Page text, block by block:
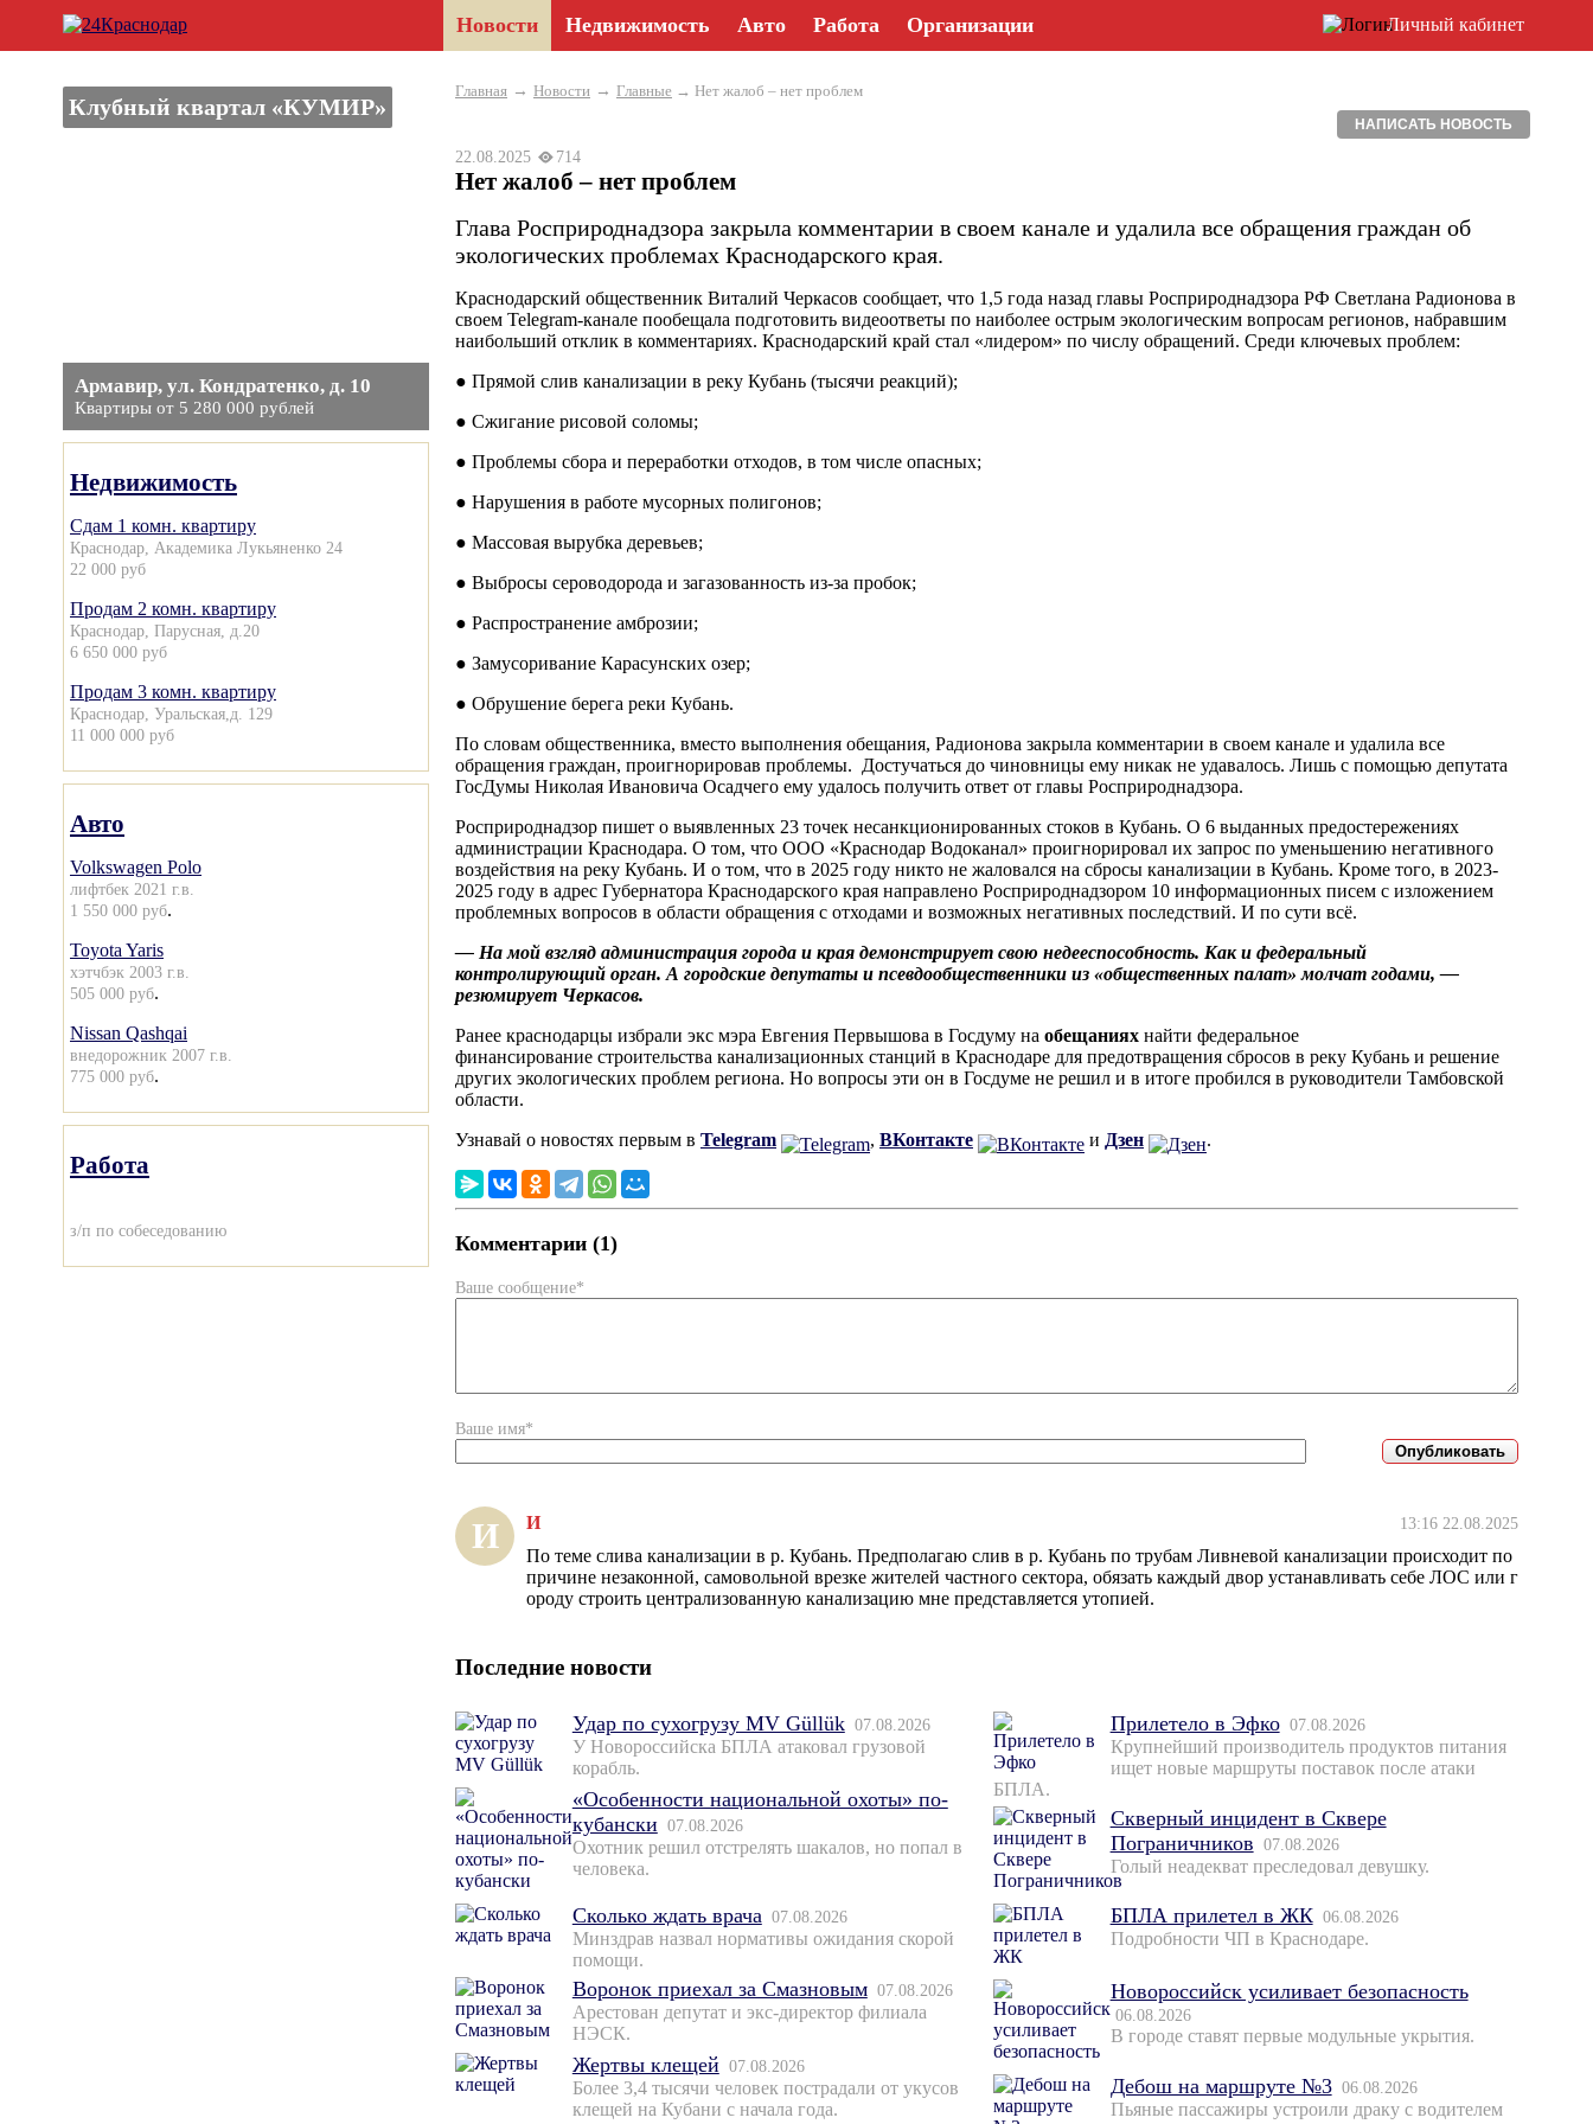
Новости Недвижимость Авто Работа Организации Личный кабинет
Клубный квартал «КУМИР»
Армавир, ул. Кондратенко, д. 10
Квартиры от 5 280 000 рублей
Недвижимость
Сдам 1 комн. квартиру
Краснодар, Академика Лукьяненко 24
22 000 руб
Продам 2 комн. квартиру
Краснодар, Парусная, д.20
6 650 000 руб
Продам 3 комн. квартиру
Краснодар, Уральская,д. 129
11 000 000 руб
Авто
Volkswagen Polo
лифтбек 2021 г.в.
1 550 000 руб.
Toyota Yaris
хэтчбэк 2003 г.в.
505 000 руб.
Nissan Qashqai
внедорожник 2007 г.в.
775 000 руб.
Работа
з/п по собеседованию
Главная → Новости → Главные → Нет жалоб – нет проблем
НАПИСАТЬ НОВОСТЬ
22.08.2025 714
Нет жалоб – нет проблем
Глава Росприроднадзора закрыла комментарии в своем канале и удалила все обращения граждан об
экологических проблемах Краснодарского края.
Краснодарский общественник Виталий Черкасов сообщает, что 1,5 года назад главы Росприроднадзора РФ Светлана Радионова в
своем Telegram-канале пообещала подготовить видеоответы по наиболее острым экологическим вопросам регионов, набравшим
наибольший отклик в комментариях. Краснодарский край стал «лидером» по числу обращений. Среди ключевых проблем:
● Прямой слив канализации в реку Кубань (тысячи реакций);
● Сжигание рисовой соломы;
● Проблемы сбора и переработки отходов, в том числе опасных;
● Нарушения в работе мусорных полигонов;
● Массовая вырубка деревьев;
● Выбросы сероводорода и загазованность из-за пробок;
● Распространение амброзии;
● Замусоривание Карасунских озер;
● Обрушение берега реки Кубань.
По словам общественника, вместо выполнения обещания, Радионова закрыла комментарии в своем канале и удалила все
обращения граждан, проигнорировав проблемы. Достучаться до чиновницы ему никак не удавалось. Лишь с помощью депутата
ГосДумы Николая Ивановича Осадчего ему удалось получить ответ от главы Росприроднадзора.
Росприроднадзор пишет о выявленных 23 точек несанкционированных стоков в Кубань. О 6 выданных предостережениях
администрации Краснодара. О том, что ООО «Краснодар Водоканал» проигнорировал их запрос по уменьшению негативного
воздействия на реку Кубань. И о том, что в 2025 году никто не жаловался на сбросы канализации в Кубань. Кроме того, в 2023-
2025 году в адрес Губернатора Краснодарского края направлено Росприроднадзором 10 информационных писем с изложением
проблемных вопросов в области обращения с отходами и возможных негативных последствий. И по сути всё.
— На мой взгляд администрация города и края демонстрирует свою недееспособность. Как и федеральный
контролирующий орган. А городские депутаты и псевдообщественники из «общественных палат» молчат годами, —
резюмирует Черкасов.
Ранее краснодарцы избрали экс мэра Евгения Первышова в Госдуму на обещаниях найти федеральное
финансирование строительства канализационных станций в Краснодаре для предотвращения сбросов в реку Кубань и решение
других экологических проблем региона. Но вопросы эти он в Госдуме не решил и в итоге пробился в руководители Тамбовской
области.
Узнавай о новостях первым в Telegram , ВКонтакте и Дзен .
Комментарии (1)
Ваше сообщение*
Ваше имя*
И И 13:16 22.08.2025
По теме слива канализации в р. Кубань. Предполагаю слив в р. Кубань по трубам Ливневой канализации происходит по
причине незаконной, самовольной врезке жителей частного сектора, обязать каждый двор устанавливать себе ЛОС или г
ороду строить централизованную канализацию мне представляется утопией.
Последние новости
Удар по сухогрузу MV Güllük 07.08.2026
У Новороссийска БПЛА атаковал грузовой
корабль.
«Особенности национальной охоты» по-
кубански 07.08.2026
Охотник решил отстрелять шакалов, но попал в
человека.
Сколько ждать врача 07.08.2026
Минздрав назвал нормативы ожидания скорой
помощи.
Воронок приехал за Смазновым 07.08.2026
Арестован депутат и экс-директор филиала
НЭСК.
Жертвы клещей 07.08.2026
Более 3,4 тысячи человек пострадали от укусов
клещей на Кубани с начала года.
Прилетело в Эфко 07.08.2026
Крупнейший производитель продуктов питания
ищет новые маршруты поставок после атаки
БПЛА.
Скверный инцидент в Сквере
Пограничников 07.08.2026
Голый неадекват преследовал девушку.
БПЛА прилетел в ЖК 06.08.2026
Подробности ЧП в Краснодаре.
Новороссийск усиливает безопасность
06.08.2026
В городе ставят первые модульные укрытия.
Дебош на маршруте №3 06.08.2026
Пьяные пассажиры устроили драку с водителем